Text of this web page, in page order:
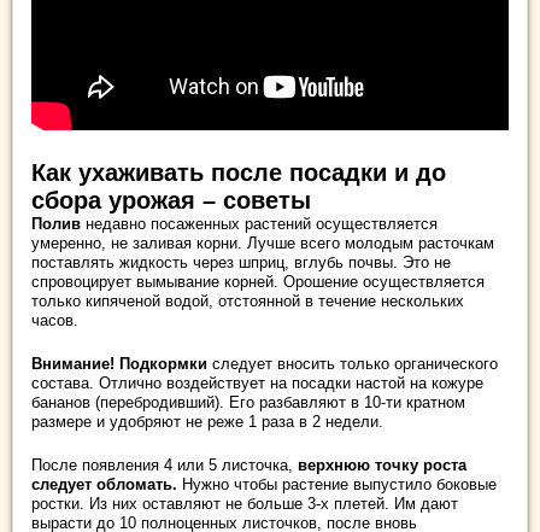
Как ухаживать после посадки и до
сбора урожая – советы
Полив недавно посаженных растений осуществляется
умеренно, не заливая корни. Лучше всего молодым расточкам
поставлять жидкость через шприц, вглубь почвы. Это не
спровоцирует вымывание корней. Орошение осуществляется
только кипяченой водой, отстоянной в течение нескольких
часов.
Внимание! Подкормки следует вносить только органического
состава. Отлично воздействует на посадки настой на кожуре
бананов (перебродивший). Его разбавляют в 10-ти кратном
размере и удобряют не реже 1 раза в 2 недели.
После появления 4 или 5 листочка, верхнюю точку роста
следует обломать. Нужно чтобы растение выпустило боковые
ростки. Из них оставляют не больше 3-х плетей. Им дают
вырасти до 10 полноценных листочков, после вновь